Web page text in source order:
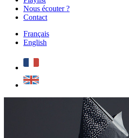
Nous écouter ?
Contact
Français
English